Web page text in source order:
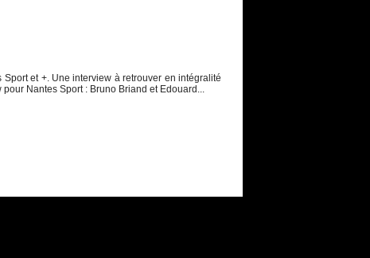
et +. Une interview à retrouver en intégralité
Nantes Sport : Bruno Briand et Edouard...